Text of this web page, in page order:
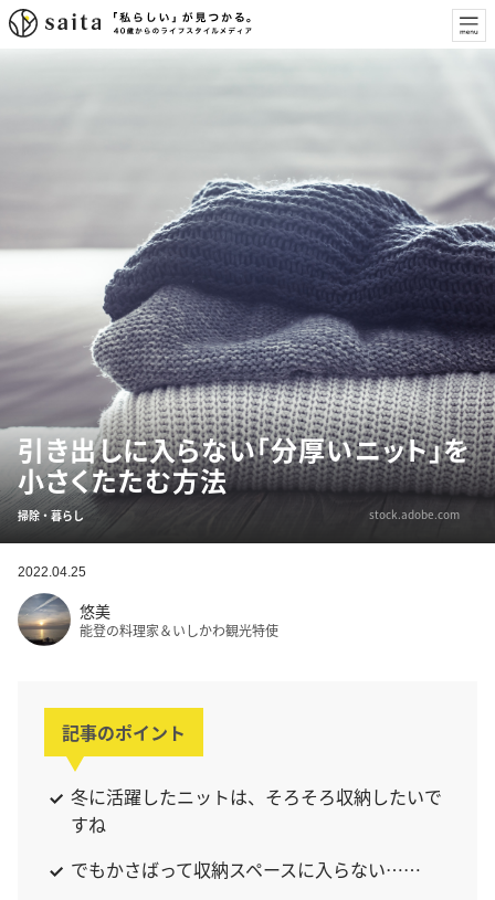
引き出しに入らない「分厚いニット」を
小さくたたむ方法
掃除・暮らし stock.adobe.com
2022.04.25
悠美
能登の料理家＆いしかわ観光特使
記事のポイント
冬に活躍したニットは、そろそろ収納したいで
すね
でもかさばって収納スペースに入らない……